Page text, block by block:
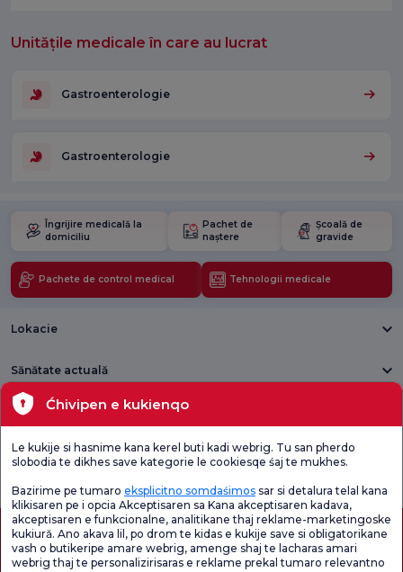
Unitățile medicale în care au lucrat
Gastroenterologie
Gastroenterologie
Îngrijire medicală la
domiciliu
Pachet de
naștere
Școală de
gravide
Pachete de control medical Tehnologii medicale
Lokacie
Sănătate actuală
Unități medicale
Sondaj general
Verificați
Chestionarul de
Sondaj de
satisfacție
Ćhivipen e kukienqo
Le kukije si hasnime kana kerel buti kadi webrig. Tu san pherdo
slobodia te dikhes save kategorie le cookiesqe śaj te mukhes.
Bazirime pe tumaro eksplicitno somdaśimos sar si detalura telal kana
klikisaren pe i opcia Akceptisaren sa Kana akceptisaren kadava,
akceptisaren e funkcionalne, analitikane thaj reklame-marketingoske
kukiură. Ano akava lil, po drom te kidas e kukije save si obligatorikane
vash o butikeripe amare webrig, amenge shaj te lacharas amari
webrig thaj te personalizirisaras e reklame prekal tumaro relevantno